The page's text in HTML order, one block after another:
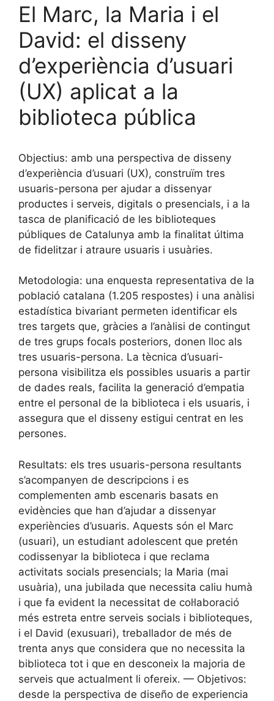
El Marc, la Maria i el
David: el disseny
d’experiència d’usuari
(UX) aplicat a la
biblioteca pública
Objectius: amb una perspectiva de disseny
d’experiència d’usuari (UX), construïm tres
usuaris-persona per ajudar a dissenyar
productes i serveis, digitals o presencials, i a la
tasca de planificació de les biblioteques
públiques de Catalunya amb la finalitat última
de fidelitzar i atraure usuaris i usuàries.
Metodologia: una enquesta representativa de la
població catalana (1.205 respostes) i una anàlisi
estadística bivariant permeten identificar els
tres targets que, gràcies a l’anàlisi de contingut
de tres grups focals posteriors, donen lloc als
tres usuaris-persona. La tècnica d’usuari-
persona visibilitza els possibles usuaris a partir
de dades reals, facilita la generació d’empatia
entre el personal de la biblioteca i els usuaris, i
assegura que el disseny estigui centrat en les
persones.
Resultats: els tres usuaris-persona resultants
s’acompanyen de descripcions i es
complementen amb escenaris basats en
evidències que han d’ajudar a dissenyar
experiències d’usuaris. Aquests són el Marc
(usuari), un estudiant adolescent que pretén
codissenyar la biblioteca i que reclama
activitats socials presencials; la Maria (mai
usuària), una jubilada que necessita caliu humà
i que fa evident la necessitat de col·laboració
més estreta entre serveis socials i biblioteques,
i el David (exusuari), treballador de més de
trenta anys que considera que no necessita la
biblioteca tot i que en desconeix la majoria de
serveis que actualment li ofereix. — Objetivos:
desde la perspectiva de diseño de experiencia